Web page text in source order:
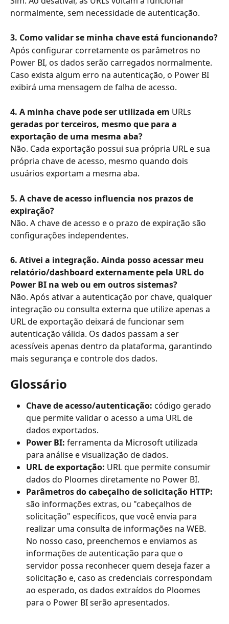
normalmente, sem necessidade de autenticação.
3. Como validar se minha chave está funcionando?
Após configurar corretamente os parâmetros no
Power BI, os dados serão carregados normalmente.
Caso exista algum erro na autenticação, o Power BI
exibirá uma mensagem de falha de acesso.
4. A minha chave pode ser utilizada em URLs
geradas por terceiros, mesmo que para a
exportação de uma mesma aba?
Não. Cada exportação possui sua própria URL e sua
própria chave de acesso, mesmo quando dois
usuários exportam a mesma aba.
5. A chave de acesso influencia nos prazos de
expiração?
Não. A chave de acesso e o prazo de expiração são
configurações independentes.
6. Ativei a integração. Ainda posso acessar meu
relatório/dashboard externamente pela URL do
Power BI na web ou em outros sistemas?
Não. Após ativar a autenticação por chave, qualquer
integração ou consulta externa que utilize apenas a
URL de exportação deixará de funcionar sem
autenticação válida. Os dados passam a ser
acessíveis apenas dentro da plataforma, garantindo
mais segurança e controle dos dados.
Glossário
Chave de acesso/autenticação: código gerado
que permite validar o acesso a uma URL de
dados exportados.
Power BI: ferramenta da Microsoft utilizada
para análise e visualização de dados.
URL de exportação: URL que permite consumir
dados do Ploomes diretamente no Power BI.
Parâmetros do cabeçalho de solicitação HTTP:
são informações extras, ou "cabeçalhos de
solicitação" específicos, que você envia para
realizar uma consulta de informações na WEB.
No nosso caso, preenchemos e enviamos as
informações de autenticação para que o
servidor possa reconhecer quem deseja fazer a
solicitação e, caso as credenciais correspondam
ao esperado, os dados extraídos do Ploomes
para o Power BI serão apresentados.